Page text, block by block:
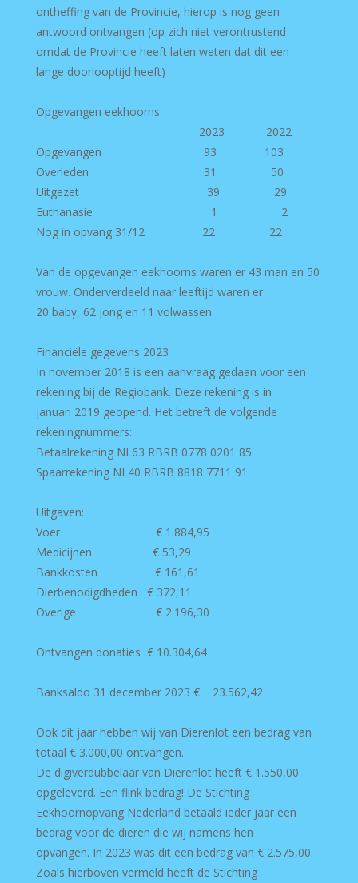
ontheffing van de Provincie, hierop is nog geen
antwoord ontvangen (op zich niet verontrustend
omdat de Provincie heeft laten weten dat dit een
lange doorlooptijd heeft)
Opgevangen eekhoorns
2023 2022
Opgevangen 93 103
Overleden 31 50
Uitgezet 39 29
Euthanasie 1 2
Nog in opvang 31/12 22 22
Van de opgevangen eekhoorns waren er 43 man en 50
vrouw. Onderverdeeld naar leeftijd waren er
20 baby, 62 jong en 11 volwassen.
Financiële gegevens 2023
In november 2018 is een aanvraag gedaan voor een
rekening bij de Regiobank. Deze rekening is in
januari 2019 geopend. Het betreft de volgende
rekeningnummers:
Betaalrekening NL63 RBRB 0778 0201 85
Spaarrekening NL40 RBRB 8818 7711 91
Uitgaven:
Voer € 1.884,95
Medicijnen € 53,29
Bankkosten € 161,61
Dierbenodigdheden € 372,11
Overige € 2.196,30
Ontvangen donaties € 10.304,64
Banksaldo 31 december 2023 € 23.562,42
Ook dit jaar hebben wij van Dierenlot een bedrag van
totaal € 3.000,00 ontvangen.
De digiverdubbelaar van Dierenlot heeft € 1.550,00
opgeleverd. Een flink bedrag! De Stichting
Eekhoornopvang Nederland betaald ieder jaar een
bedrag voor de dieren die wij namens hen
opvangen. In 2023 was dit een bedrag van € 2.575,00.
Zoals hierboven vermeld heeft de Stichting